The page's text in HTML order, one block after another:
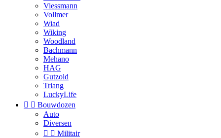
Viessmann
Vollmer
Wiad
Wiking
Woodland
Bachmann
Mehano
HAG
Gutzold
Triang
LuckyLife
  Bouwdozen
Auto
Diversen
  Militair